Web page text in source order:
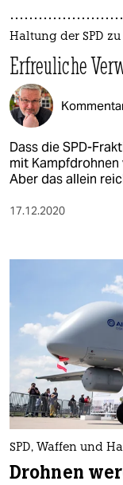
Haltung der SPD
Erfreuliche
Dass die SPD-
mit
Aber das allein
17.12.2020
SPD, Waffen und
Drohnen